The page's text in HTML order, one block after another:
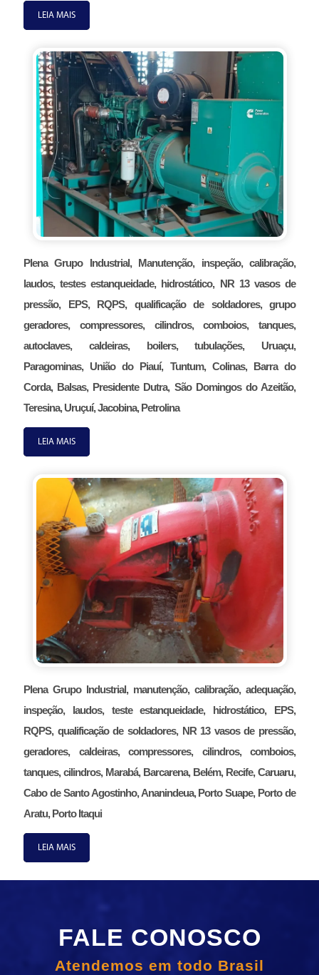
LEIA MAIS
Plena Grupo Industrial, Manutenção, inspeção, calibração,
laudos, testes estanqueidade, hidrostático, NR 13 vasos de
pressão, EPS, RQPS, qualificação de soldadores, grupo
geradores, compressores, cilindros, comboios, tanques,
autoclaves, caldeiras, boilers, tubulações, Uruaçu,
Paragominas, União do Piauí, Tuntum, Colinas, Barra do
Corda, Balsas, Presidente Dutra, São Domingos do Azeitão,
Teresina, Uruçuí, Jacobina, Petrolina
LEIA MAIS
Plena Grupo Industrial, manutenção, calibração, adequação,
inspeção, laudos, teste estanqueidade, hidrostático, EPS,
RQPS, qualificação de soldadores, NR 13 vasos de pressão,
geradores, caldeiras, compressores, cilindros, comboios,
tanques, cilindros, Marabá, Barcarena, Belém, Recife, Caruaru,
Cabo de Santo Agostinho, Ananindeua, Porto Suape, Porto de
Aratu, Porto Itaqui
LEIA MAIS
FALE CONOSCO
Atendemos em todo Brasil